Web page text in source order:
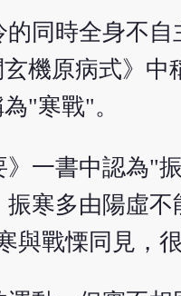
同時全身不
機原病式》
"寒戰"。
一書中認為"
寒多由陽虛
與戰慄同見，